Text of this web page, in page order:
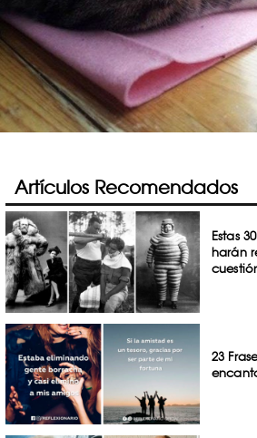
Artículos Recomendados
Estas
harán
23